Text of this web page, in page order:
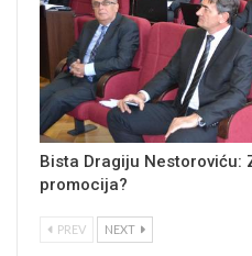
Bista Dragiju Nestoroviću:
promocija?
PREV NEXT